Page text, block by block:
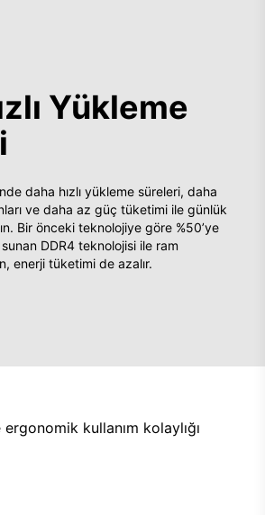
Yükleme
daha hızlı yükleme süreleri, daha
ve daha az güç tüketimi ile günlük
Bir önceki teknolojiye göre %50’ye
DDR4 teknolojisi ile ram
enerji tüketimi de azalır.
kullanım kolaylığı